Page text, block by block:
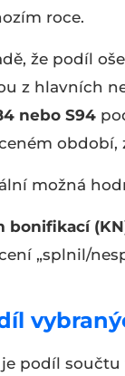
roce.
že podíl
z hlavních
nebo S94
období,
možná
bonifikací
„splnil/
podíl